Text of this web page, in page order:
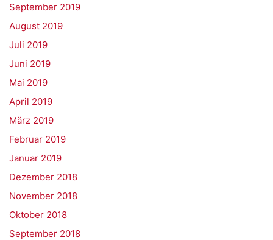
September 2019
August 2019
Juli 2019
Juni 2019
Mai 2019
April 2019
März 2019
Februar 2019
Januar 2019
Dezember 2018
November 2018
Oktober 2018
September 2018